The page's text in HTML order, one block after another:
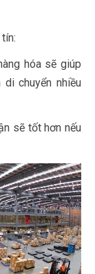
hóa sẽ giúp
chuyển nhiều
sẽ tốt hơn nếu